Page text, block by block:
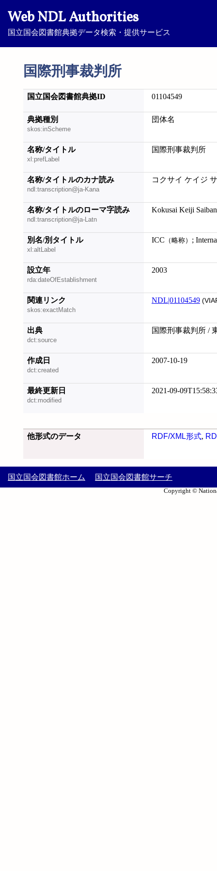
Web NDL Authorities
国立国会図書館典拠データ検索・提供サービス
国際刑事裁判所
国立国会図書館典拠ID 01104549
典拠種別
skos:inScheme
団体名
名称/タイトル
xl:prefLabel
国際刑事裁判所
名称/タイトルのカナ読み
ndl:transcription@ja-Kana
コクサイ ケイジ
名称/タイトルのローマ字読み
ndl:transcription@ja-Latn
Kokusai Keiji
別名/別タイトル
xl:altLabel
ICC （略称） ;
設立年
rda:dateOfEstablishment
2003
関連リンク
skos:exactMatch
NDL|01104549
出典
dct:source
国際刑事裁判所 /
作成日
dct:created
2007-10-19
最終更新日
dct:modified
2021-09-
他形式のデータ RDF/XML形式,
国立国会図書館ホーム 国立国会図書館サーチ
Copyright ©